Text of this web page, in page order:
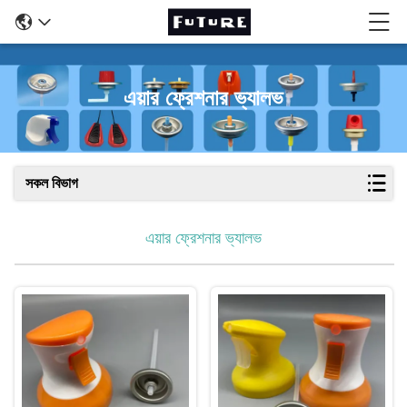
এয়ার ফ্রেশনার ভ্যালভ
সকল বিভাগ
এয়ার ফ্রেশনার ভ্যালভ